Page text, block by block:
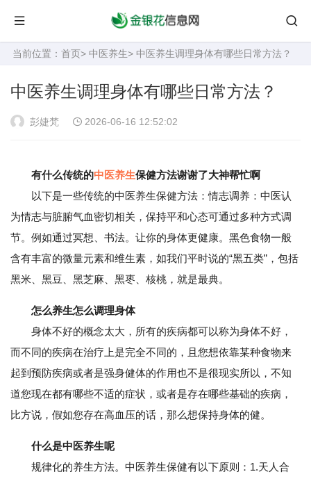
当前位置： 首页> 中医养生> 中医养生调理身体有哪些日常方法？
中医养生调理身体有哪些日常方法？
彭婕梵 2026-06-16 12:52:02
有什么传统的中医养生保健方法谢谢了大神帮忙啊
以下是一些传统的中医养生保健方法：情志调养：中医认
为情志与脏腑气血密切相关，保持平和心态可通过多种方式调
节。例如通过冥想、书法。让你的身体更健康。黑色食物一般
含有丰富的微量元素和维生素，如我们平时说的“黑五类”，包括
黑米、黑豆、黑芝麻、黑枣、核桃，就是最典。
怎么养生怎么调理身体
身体不好的概念太大，所有的疾病都可以称为身体不好，
而不同的疾病在治疗上是完全不同的，且您想依靠某种食物来
起到预防疾病或者是强身健体的作用也不是很现实所以，不知
道您现在都有哪些不适的症状，或者是存在哪些基础的疾病，
比方说，假如您存在高血压的话，那么想保持身体的健。
什么是中医养生呢
规律化的养生方法。中医养生保健有以下原则：1.天人合